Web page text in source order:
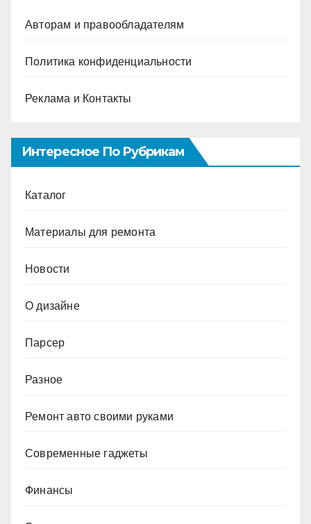
Авторам и правообладателям
Политика конфиденциальности
Реклама и Контакты
Интересное По Рубрикам
Каталог
Материалы для ремонта
Новости
О дизайне
Парсер
Разное
Ремонт авто своими руками
Современные гаджеты
Финансы